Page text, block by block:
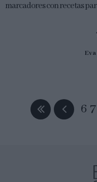
marcadores con recetas
Eva
6 7